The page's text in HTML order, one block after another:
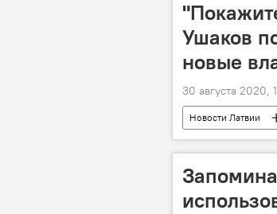
Ушаков
новые
30 августа 2020,
Новости Латвии